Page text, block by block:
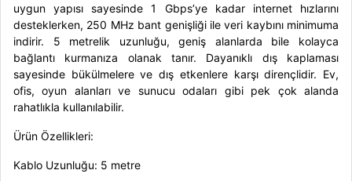
uygun yapısı sayesinde 1 Gbps’ye kadar internet hızlarını
desteklerken, 250 MHz bant genişliği ile veri kaybını minimuma
indirir. 5 metrelik uzunluğu, geniş alanlarda bile kolayca
bağlantı kurmanıza olanak tanır. Dayanıklı dış kaplaması
sayesinde bükülmelere ve dış etkenlere karşı dirençlidir. Ev,
ofis, oyun alanları ve sunucu odaları gibi pek çok alanda
rahatlıkla kullanılabilir.
Ürün Özellikleri:
Kablo Uzunluğu: 5 metre